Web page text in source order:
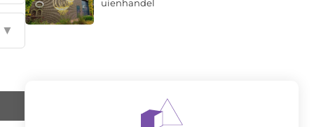
▼
uienhandel